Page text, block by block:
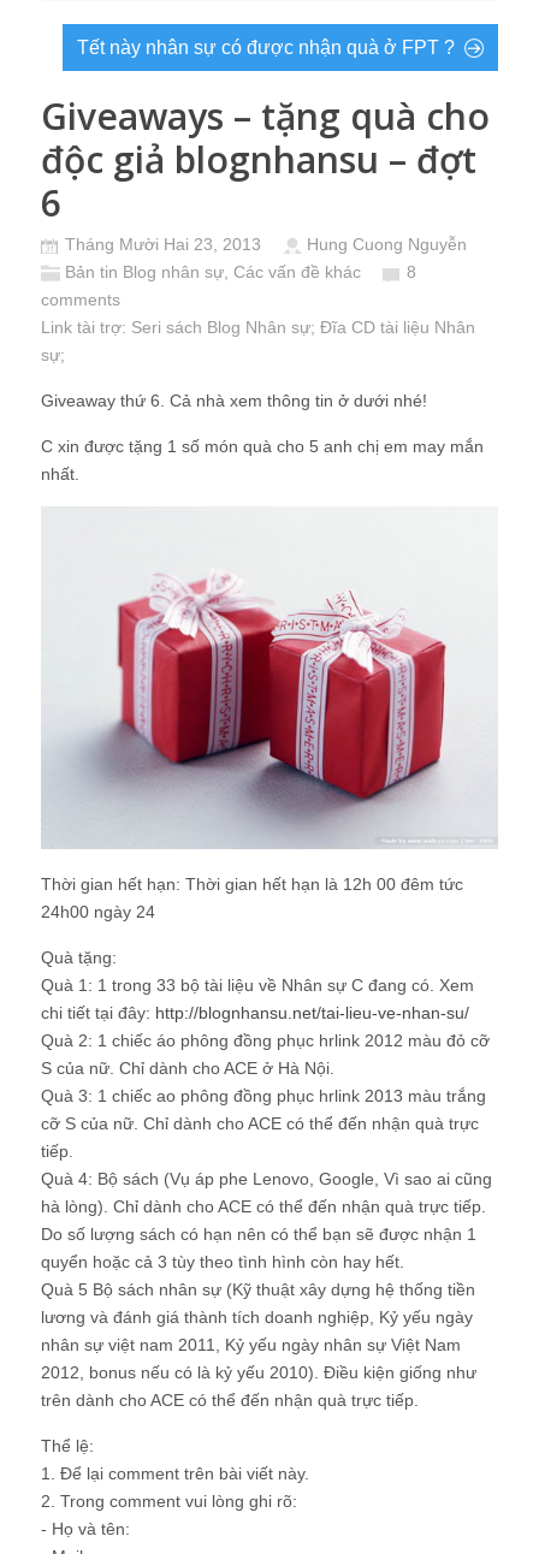
Tết này nhân sự có được nhận quà ở FPT ?
Giveaways – tặng quà cho
độc giả blognhansu – đợt
6
Tháng Mười Hai 23, 2013
Hung Cuong Nguyễn
Bản tin Blog nhân sự Các vấn đề khác
8
comments
Link tài trợ: Seri sách Blog Nhân sự; Đĩa CD tài liệu Nhân
sự;
Giveaway thứ 6. Cả nhà xem thông tin ở dưới nhé!
C xin được tặng 1 số món quà cho 5 anh chị em may mắn
nhất.
Thời gian hết hạn: Thời gian hết hạn là 12h 00 đêm tức
24h00 ngày 24
Quà tặng:
Quà 1: 1 trong 33 bộ tài liệu về Nhân sự C đang có. Xem
chi tiết tại đây: http://blognhansu.net/tai-lieu-ve-nhan-su/
Quà 2: 1 chiếc áo phông đồng phục hrlink 2012 màu đỏ cỡ
S của nữ. Chỉ dành cho ACE ở Hà Nội.
Quà 3: 1 chiếc ao phông đồng phục hrlink 2013 màu trắng
cỡ S của nữ. Chỉ dành cho ACE có thể đến nhận quà trực
tiếp.
Quà 4: Bộ sách (Vụ áp phe Lenovo, Google, Vì sao ai cũng
hà lòng). Chỉ dành cho ACE có thể đến nhận quà trực tiếp.
Do số lượng sách có hạn nên có thể bạn sẽ được nhận 1
quyển hoặc cả 3 tùy theo tình hình còn hay hết.
Quà 5 Bộ sách nhân sự (Kỹ thuật xây dựng hệ thống tiền
lương và đánh giá thành tích doanh nghiệp, Kỷ yếu ngày
nhân sự việt nam 2011, Kỷ yếu ngày nhân sự Việt Nam
2012, bonus nếu có là kỷ yếu 2010). Điều kiện giống như
trên dành cho ACE có thể đến nhận quà trực tiếp.
Thể lệ:
1. Để lại comment trên bài viết này.
2. Trong comment vui lòng ghi rõ:
- Họ và tên: